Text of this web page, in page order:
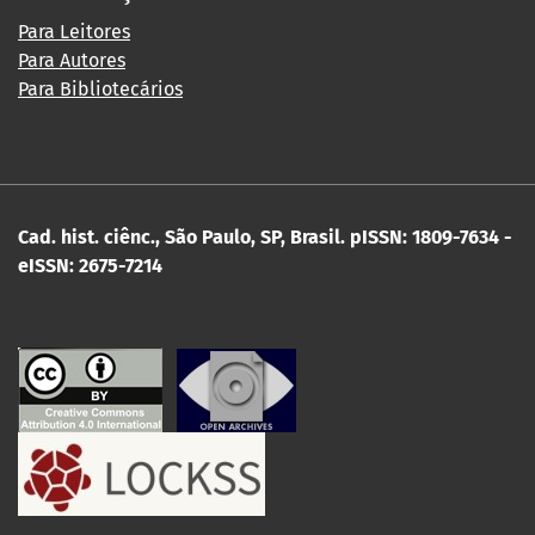
Para Leitores
Para Autores
Para Bibliotecários
Cad. hist. ciênc., São Paulo, SP, Brasil. pISSN: 1809-7634 -
eISSN: 2675-7214